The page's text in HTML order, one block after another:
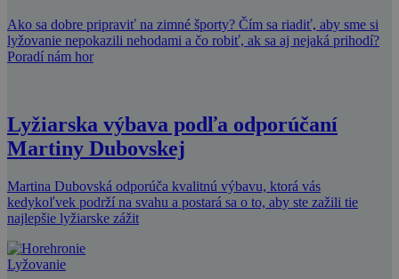
Ako sa dobre pripraviť na zimné športy? Čím sa riadiť, aby sme si
lyžovanie nepokazili nehodami a čo robiť, ak sa aj nejaká prihodí?
Poradí nám hor
Lyžiarska výbava podľa odporúčaní
Martiny Dubovskej
Martina Dubovská odporúča kvalitnú výbavu, ktorá vás
kedykoľvek podrží na svahu a postará sa o to, aby ste zažili tie
najlepšie lyžiarske zážit
Lyžovanie